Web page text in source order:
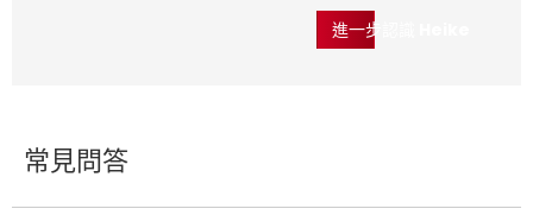
進一步認識 Heike
常見問答